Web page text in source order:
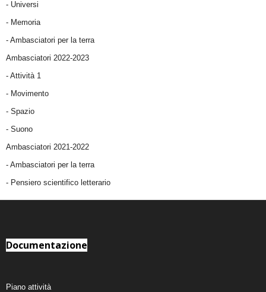
- Universi
- Memoria
- Ambasciatori per la terra
Ambasciatori 2022-2023
- Attività 1
- Movimento
- Spazio
- Suono
Ambasciatori 2021-2022
- Ambasciatori per la terra
- Pensiero scientifico letterario
Documentazione
Piano attività